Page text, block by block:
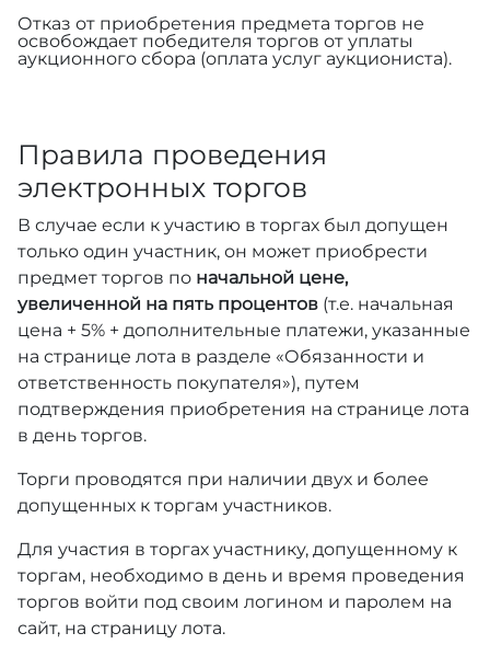
Отказ от приобретения предмета торгов не
освобождает победителя торгов от уплаты
аукционного сбора (оплата услуг аукциониста).
Правила проведения
электронных торгов
В случае если к участию в торгах был допущен
только один участник, он может приобрести
предмет торгов по начальной цене,
увеличенной на пять процентов (т.е. начальная
цена + 5% + дополнительные платежи, указанные
на странице лота в разделе «Обязанности и
ответственность покупателя»), путем
подтверждения приобретения на странице лота
в день торгов.
Торги проводятся при наличии двух и более
допущенных к торгам участников.
Для участия в торгах участнику, допущенному к
торгам, необходимо в день и время проведения
торгов войти под своим логином и паролем на
сайт, на страницу лота.